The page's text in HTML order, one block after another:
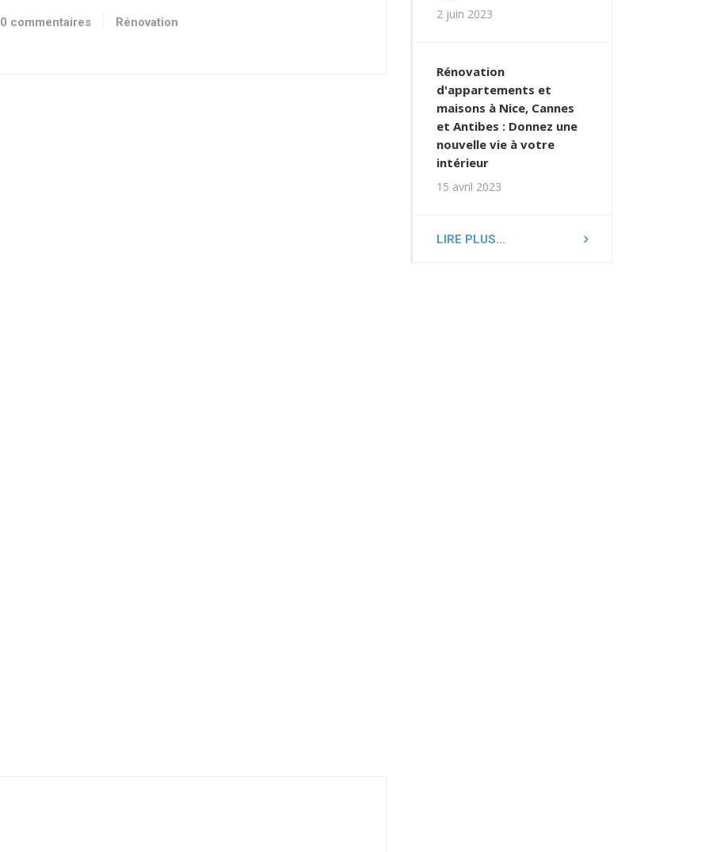
0 commentaires Rénovation
2 juin 2023
Rénovation
d'appartements et
maisons à Nice, Cannes
et Antibes : Donnez une
nouvelle vie à votre
intérieur
15 avril 2023
LIRE PLUS...